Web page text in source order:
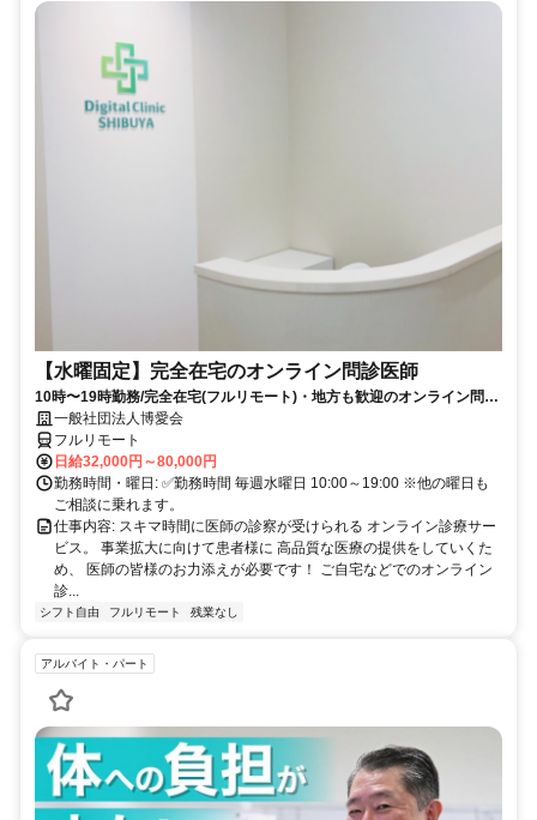
【水曜固定】完全在宅のオンライン問診医師
10時〜19時勤務/完全在宅(フルリモート)・地方も歓迎のオンライン問診
業務一般社団法人博愛会
フルリモート
日給32,000円～80,000円
勤務時間・曜日: ✅勤務時間 毎週水曜日 10:00～19:00 ※他の曜日も
ご相談に乗れます。
仕事内容: スキマ時間に医師の診察が受けられる オンライン診療サー
ビス。 事業拡大に向けて患者様に 高品質な医療の提供をしていくた
め、 医師の皆様のお力添えが必要です！ ご自宅などでのオンライン
診...
シフト自由 フルリモート 残業なし
アルバイト・パート